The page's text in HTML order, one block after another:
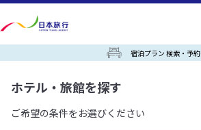
宿泊プラン 検索・予約
ホテル・旅館を探す
ご希望の条件をお選びください